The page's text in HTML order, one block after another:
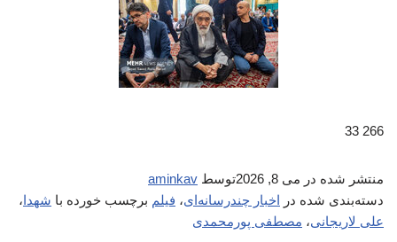
266 33
منتشر شده در می 8, 2026 توسط aminkav
دسته‌بندی شده در اخبار چندرسانه‌ای، فیلم برچسب خورده با شهدا،
علی لاریجانی، مصطفی پورمحمدی